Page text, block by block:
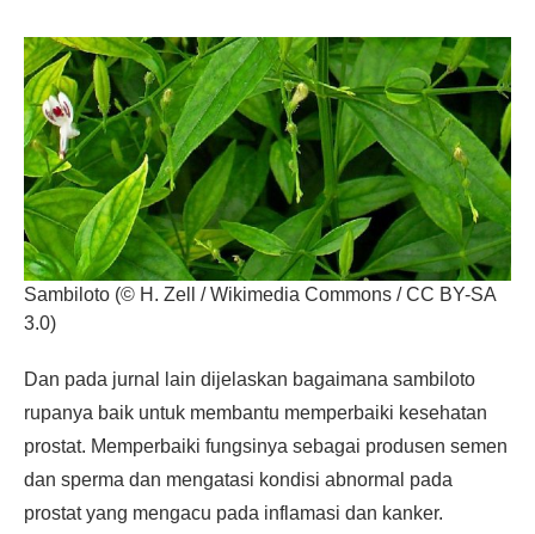
Sambiloto (© H. Zell / Wikimedia Commons / CC BY-SA
3.0)
Dan pada jurnal lain dijelaskan bagaimana sambiloto
rupanya baik untuk membantu memperbaiki kesehatan
prostat. Memperbaiki fungsinya sebagai produsen semen
dan sperma dan mengatasi kondisi abnormal pada
prostat yang mengacu pada inflamasi dan kanker.